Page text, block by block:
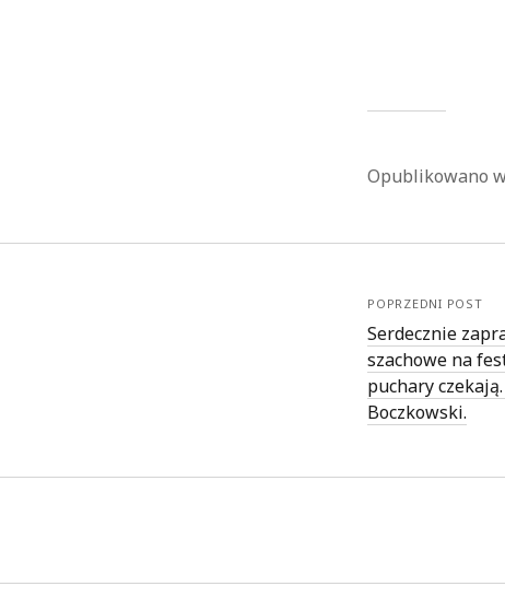
Opublikowano
POPRZEDNI POST
Serdecznie
szachowe na
puchary
Boczkowski.